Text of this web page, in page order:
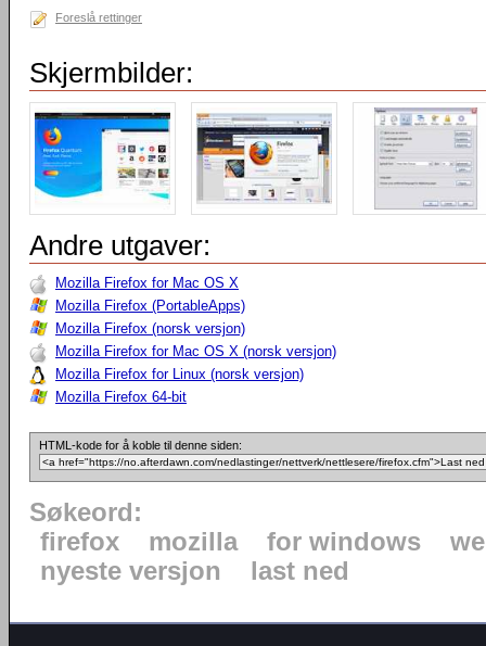
Foreslå rettinger
Skjermbilder:
Andre utgaver:
Mozilla Firefox for Mac OS X
Mozilla Firefox (PortableApps)
Mozilla Firefox (norsk versjon)
Mozilla Firefox for Mac OS X (norsk versjon)
Mozilla Firefox for Linux (norsk versjon)
Mozilla Firefox 64-bit
HTML-kode for å koble til denne siden:
Søkeord:
firefox
mozilla for windows
nyeste versjon
last ned